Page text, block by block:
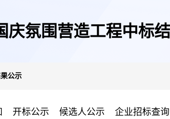
庆氛围营造工程中标
公示
开标公示 候选人公示 企业招标查询